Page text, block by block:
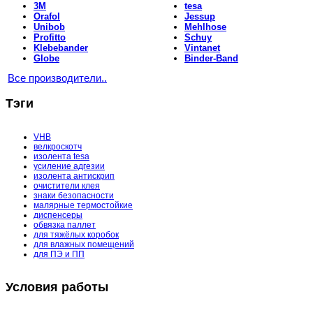
3M
Orafol
Unibob
Profitto
Klebebander
Globe
tesa
Jessup
Mehlhose
Schuy
Vintanet
Binder-Band
Все производители..
Тэги
VHB
велкроскотч
изолента tesa
усиление адгезии
изолента антискрип
очистители клея
знаки безопасности
малярные термостойкие
диспенсеры
обвязка паллет
для тяжёлых коробок
для влажных помещений
для ПЭ и ПП
Условия работы